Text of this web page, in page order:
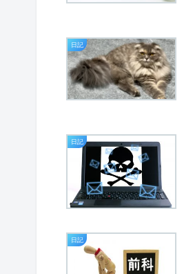
日記
日記
日記